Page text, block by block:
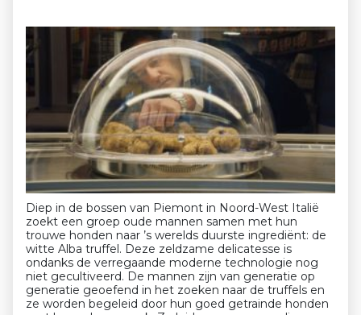
Diep in de bossen van Piemont in Noord-West Italië
zoekt een groep oude mannen samen met hun
trouwe honden naar ’s werelds duurste ingrediënt: de
witte Alba truffel. Deze zeldzame delicatesse is
ondanks de verregaande moderne technologie nog
niet gecultiveerd. De mannen zijn van generatie op
generatie geoefend in het zoeken naar de truffels en
ze worden begeleid door hun goed getrainde honden